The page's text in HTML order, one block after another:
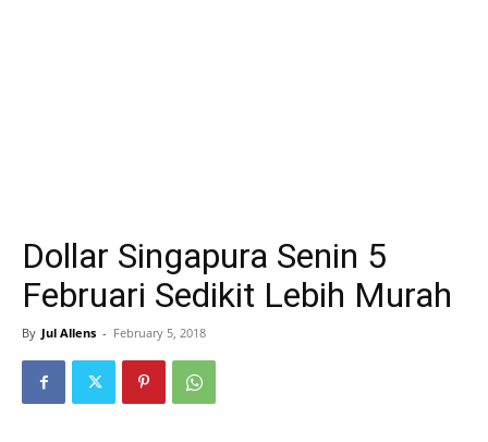
Dollar Singapura Senin 5
Februari Sedikit Lebih Murah
By Jul Allens - February 5, 2018